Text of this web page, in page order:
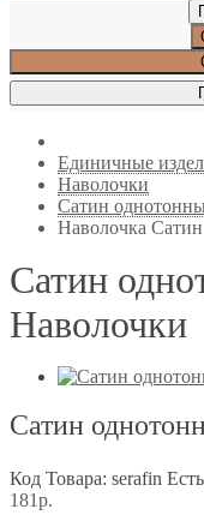
Единичные
Наволочки
Сатин
Наволочка
Сатин
Наволочки
Сатин
Код Товара: serafin
181р.